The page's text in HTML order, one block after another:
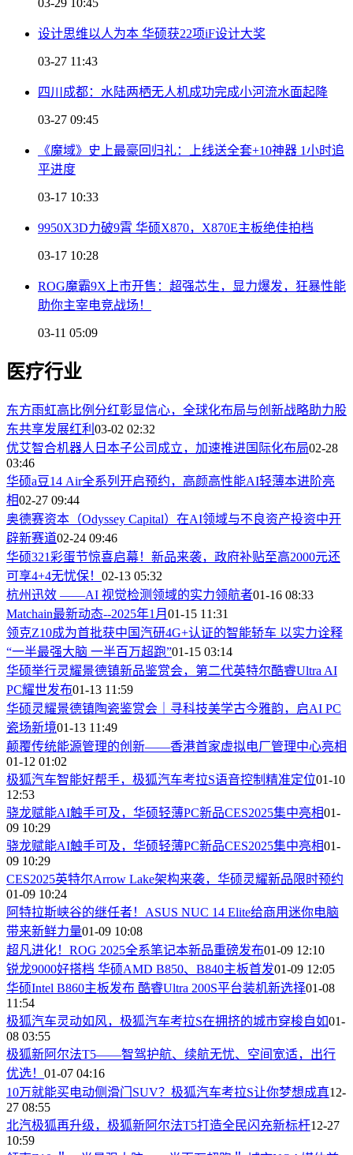
03-29 10:45
设计思维以人为本 华硕获22项iF设计大奖
03-27 11:43
四川成都：水陆两栖无人机成功完成小河流水面起降
03-27 09:45
《魔域》史上最豪回归礼：上线送全套+10神器 1小时追
平进度
03-17 10:33
9950X3D力破9霄 华硕X870，X870E主板绝佳拍档
03-17 10:28
ROG魔霸9X上市开售：超强芯生，显力爆发，狂暴性能
助你主宰电竞战场！
03-11 05:09
医疗行业
东方雨虹高比例分红彰显信心，全球化布局与创新战略助力股
东共享发展红利 03-02 02:32
优艾智合机器人日本子公司成立，加速推进国际化布局02-28
03:46
华硕a豆14 Air全系列开启预约，高颜高性能AI轻薄本进阶亮
相02-27 09:44
奥德赛资本（Odyssey Capital）在AI领域与不良资产投资中开
辟新赛道02-24 09:46
华硕321彩蛋节惊喜启幕！新品来袭，政府补贴至高2000元还
可享4+4无忧保！ 02-13 05:32
杭州迅效 ——AI 视觉检测领域的实力领航者01-16 08:33
Matchain最新动态--2025年1月 01-15 11:31
领克Z10成为首批获中国汽研4G+认证的智能轿车 以实力诠释
“一半最强大脑 一半百万超跑”01-15 03:14
华硕举行灵耀景德镇新品鉴赏会，第二代英特尔酷睿Ultra AI
PC耀世发布01-13 11:59
华硕灵耀景德镇陶瓷鉴赏会｜寻科技美学古今雅韵，启AI PC
瓷场新境01-13 11:49
颠覆传统能源管理的创新——香港首家虚拟电厂管理中心亮相
01-12 01:02
极狐汽车智能好帮手，极狐汽车考拉S语音控制精准定位01-10
12:53
骁龙赋能AI触手可及，华硕轻薄PC新品CES2025集中亮相01-
09 10:29
骁龙赋能AI触手可及，华硕轻薄PC新品CES2025集中亮相01-
09 10:29
CES2025英特尔Arrow Lake架构来袭，华硕灵耀新品限时预约
01-09 10:24
阿特拉斯峡谷的继任者！ASUS NUC 14 Elite给商用迷你电脑
带来新鲜力量01-09 10:08
超凡进化！ROG 2025全系笔记本新品重磅发布01-09 12:10
锐龙9000好搭档 华硕AMD B850、B840主板首发01-09 12:05
华硕Intel B860主板发布 酷睿Ultra 200S平台装机新选择01-08
11:54
极狐汽车灵动如风，极狐汽车考拉S在拥挤的城市穿梭自如01-
08 03:55
​极狐新阿尔法T5——智驾护航、续航无忧、空间宽适，出行
优选！ 01-07 04:16
​10万就能买电动侧滑门SUV？极狐汽车考拉S让你梦想成真12-
27 08:55
北汽极狐再升级，极狐新阿尔法T5打造全民闪充新标杆12-27
10:59